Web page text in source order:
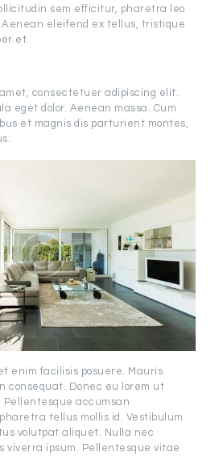
sem efficitur, pharetra leo
eleifend ex tellus, tristique
et.
consectetuer adipiscing elit.
eget dolor. Aenean massa. Cum
et magnis dis parturient montes,
enim facilisis posuere. Mauris
consequat. Donec eu lorem ut
Pellentesque accumsan
tellus mollis id. Vestibulum
volutpat aliquet. Nulla nec
viverra ipsum. Pellentesque vitae